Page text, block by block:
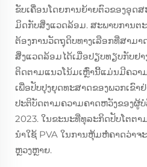
ຂັບເຄື່ອນໂດຍການຍ້າຍຕົວຂອງອຸດ
ມິດກັບສິ່ງແວດລ້ອມ. ສະພາບການຕ
ຕ້ອງການວັດຖຸດິບທາງເລືອກທີ່ສາມ
ສິ່ງແວດລ້ອມໄດ້ເມື່ອປຽບທຽບກັບຢາ
ຕິດຕາມແນວໂນ້ມເຫຼົ່ານີ້ແມ່ນມີຄວ
ເພື່ອປັບປຸງຍຸດທະສາດຂອງພວກເຂົາ
ປະຕິບັດຕາມຄວາມຄາດຫວັງຂອງຜູ້
2023. ໃນຂະນະທີ່ທຸລະກິດປັບໂຕຕ
ນໍາໃຊ້ PVA ໃນການຫຸ້ມຫໍ່ຄາດວ່າຈ
ຫຼວງຫຼາຍ.